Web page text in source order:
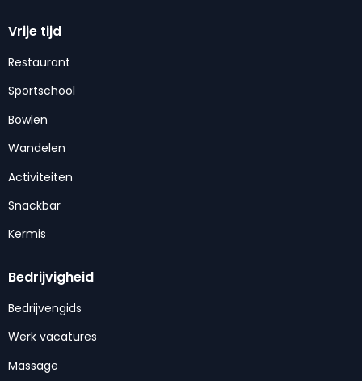
Vrije tijd
Restaurant
Sportschool
Bowlen
Wandelen
Activiteiten
Snackbar
Kermis
Bedrijvigheid
Bedrijvengids
Werk vacatures
Massage